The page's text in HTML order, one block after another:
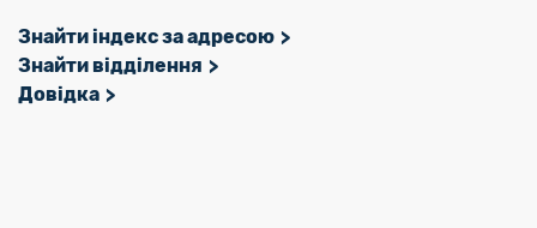
Знайти індекс за адресою
Знайти відділення
Довідка